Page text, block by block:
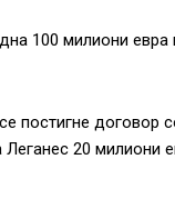
100 милиони
постигне договор
20 милиони